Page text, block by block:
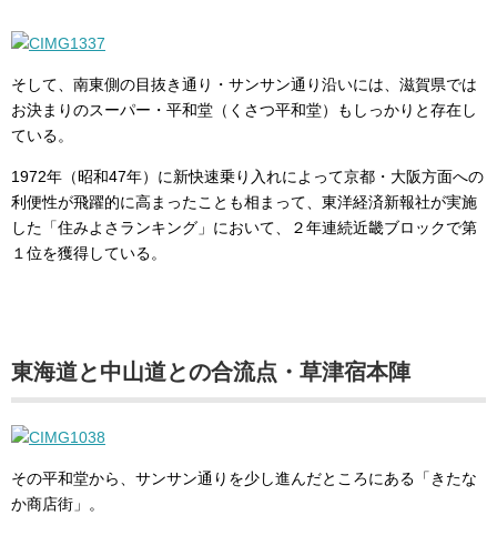
そして、南東側の目抜き通り・サンサン通り沿いには、滋賀県では
お決まりのスーパー・平和堂（くさつ平和堂）もしっかりと存在し
ている。
1972年（昭和47年）に新快速乗り入れによって京都・大阪方面への
利便性が飛躍的に高まったことも相まって、東洋経済新報社が実施
した「住みよさランキング」において、２年連続近畿ブロックで第
１位を獲得している。
東海道と中山道との合流点・草津宿本陣
その平和堂から、サンサン通りを少し進んだところにある「きたな
か商店街」。